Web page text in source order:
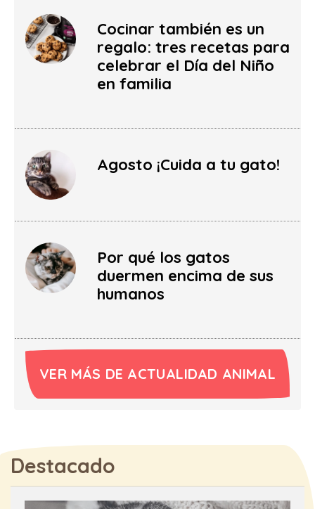
Cocinar también es un
regalo: tres recetas para
celebrar el Día del Niño
en familia
Agosto ¡Cuida a tu gato!
Por qué los gatos
duermen encima de sus
humanos
VER MÁS DE ACTUALIDAD ANIMAL
Destacado